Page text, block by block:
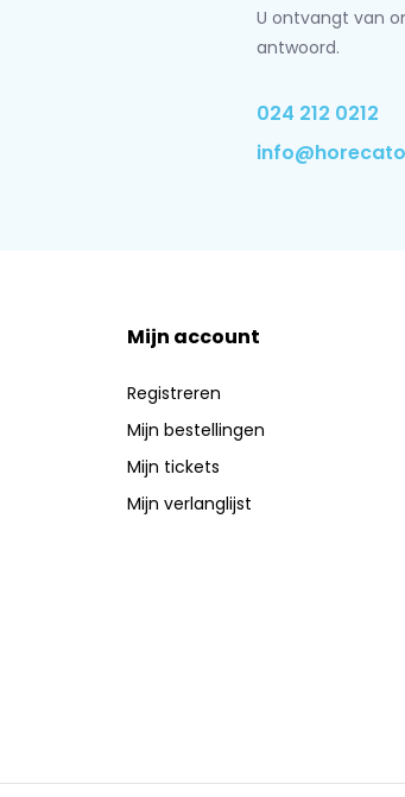
U ontvangt van
antwoord.
024 212 0212
Mijn account
Registreren
Mijn bestellingen
Mijn tickets
Mijn verlanglijst